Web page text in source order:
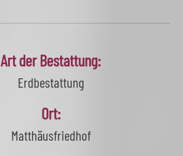
Art der Bestattung:
Erdbestattung
Ort:
Matthäusfriedhof